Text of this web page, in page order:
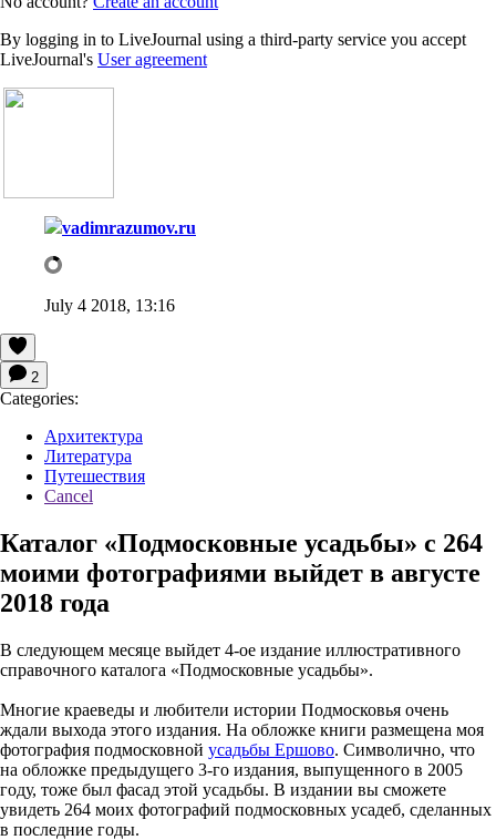
By logging in to LiveJournal using a third-party service you accept
LiveJournal's User agreement
vadimrazumov.ru
July 4 2018, 13:16
2
Categories:
Архитектура
Литература
Путешествия
Cancel
Каталог «Подмосковные усадьбы» с 264
моими фотографиями выйдет в августе
2018 года
В следующем месяце выйдет 4-ое издание иллюстративного
справочного каталога «Подмосковные усадьбы».
Многие краеведы и любители истории Подмосковья очень
ждали выхода этого издания. На обложке книги размещена моя
фотография подмосковной усадьбы Ершово. Символично, что
на обложке предыдущего 3-го издания, выпущенного в 2005
году, тоже был фасад этой усадьбы. В издании вы сможете
увидеть 264 моих фотографий подмосковных усадеб, сделанных
в последние годы.